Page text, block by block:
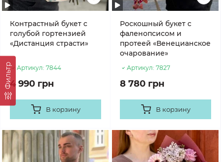
Фильтр
Контрастный букет с
голубой гортензией
«Дистанция страсти»
Артикул: 7844
4 990 грн
В корзину
Роскошный букет с
фаленопсисом и
протеей «Венецианское
очарование»
Артикул: 7827
8 780 грн
В корзину